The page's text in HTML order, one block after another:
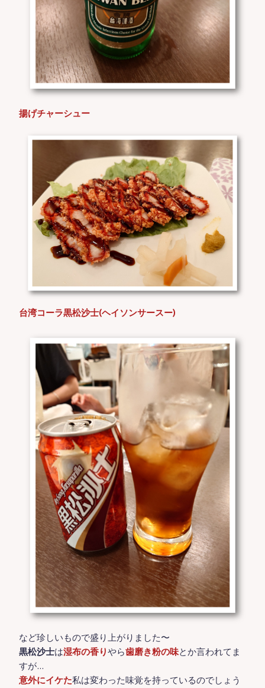
揚げチャーシュー
台湾コーラ黒松沙士(ヘイソンサースー)
など珍しいもので盛り上がりました〜
黒松沙士は湿布の香りやら歯磨き粉の味とか言われてま
すが…
意外にイケた私は変わった味覚を持っているのでしょう